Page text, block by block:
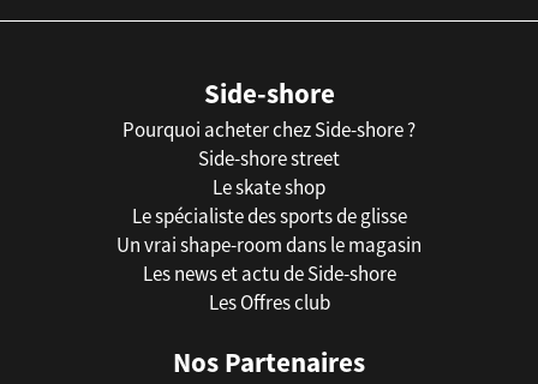
Side-shore
Pourquoi acheter chez Side-shore ?
Side-shore street
Le skate shop
Le spécialiste des sports de glisse
Un vrai shape-room dans le magasin
Les news et actu de Side-shore
Les Offres club
Nos Partenaires